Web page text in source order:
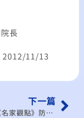
長
2012/11/13
下一篇
李淳：《名家觀點》防媒體壟斷 要有新做法